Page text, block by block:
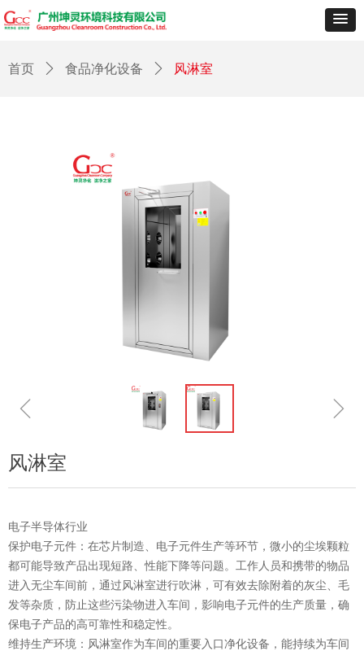
首页 ꄲ 食品净化设备 ꄲ 风淋室
ꁆ ꁇ
风淋室
电子半导体行业
保护电子元件：在芯片制造、电子元件生产等环节，微小的尘埃颗粒
都可能导致产品出现短路、性能下降等问题。工作人员和携带的物品
进入无尘车间前，通过风淋室进行吹淋，可有效去除附着的灰尘、毛
发等杂质，防止这些污染物进入车间，影响电子元件的生产质量，确
保电子产品的高可靠性和稳定性。
维持生产环境：风淋室作为车间的重要入口净化设备，能持续为车间